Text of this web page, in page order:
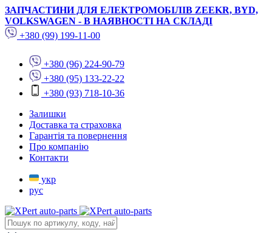
ЗАПЧАСТИНИ ДЛЯ ЕЛЕКТРОМОБІЛІВ ZEEKR, BYD,
VOLKSWAGEN - В НАЯВНОСТІ НА СКЛАДІ
+380 (99) 199-11-00
+380 (96) 224-90-79
+380 (95) 133-22-22
+380 (93) 718-10-36
Залишки
Доставка та страховка
Гарантія та повернення
Про компанію
Контакти
укр
рус